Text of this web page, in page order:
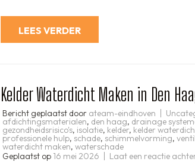
LEES VERDER
Kelder Waterdicht Maken in Den
Bericht geplaatst door ateam-eindhoven
afdichtingsmaterialen, den haag, drainage
gezondheidsrisico's, isolatie, kelder, kelder
professionele hulp, schade, schimmelvorming,
waterdicht maken, waterschade
Geplaatst op 16 mei 2026 Laat een reactie